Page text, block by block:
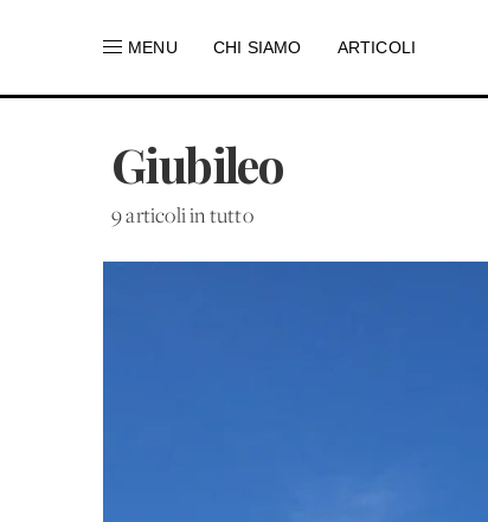
MENU CHI SIAMO ARTICOLI
Giubileo
9 articoli in tutto